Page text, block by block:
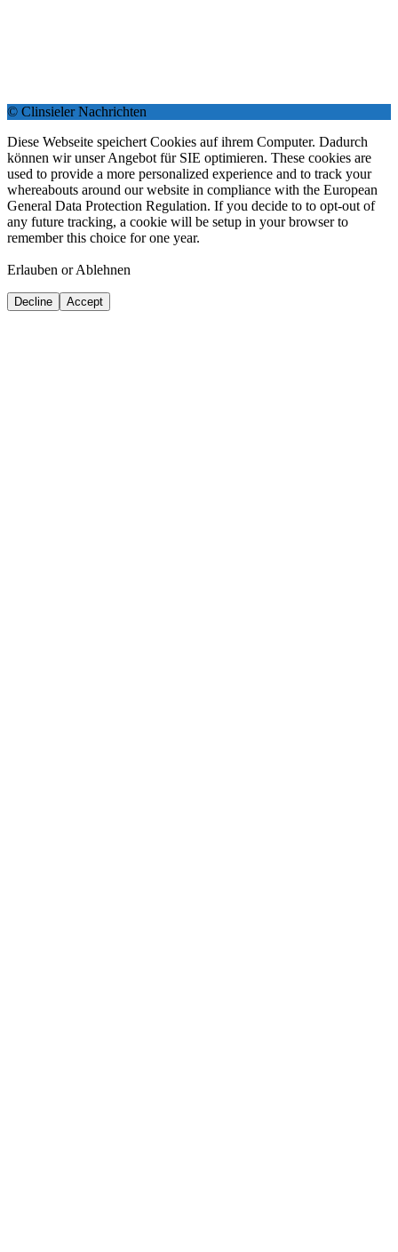
© Clinsieler Nachrichten
Diese Webseite speichert Cookies auf ihrem Computer. Dadurch
können wir unser Angebot für SIE optimieren. These cookies are
used to provide a more personalized experience and to track your
whereabouts around our website in compliance with the European
General Data Protection Regulation. If you decide to to opt-out of
any future tracking, a cookie will be setup in your browser to
remember this choice for one year.
Erlauben or Ablehnen
Decline Accept